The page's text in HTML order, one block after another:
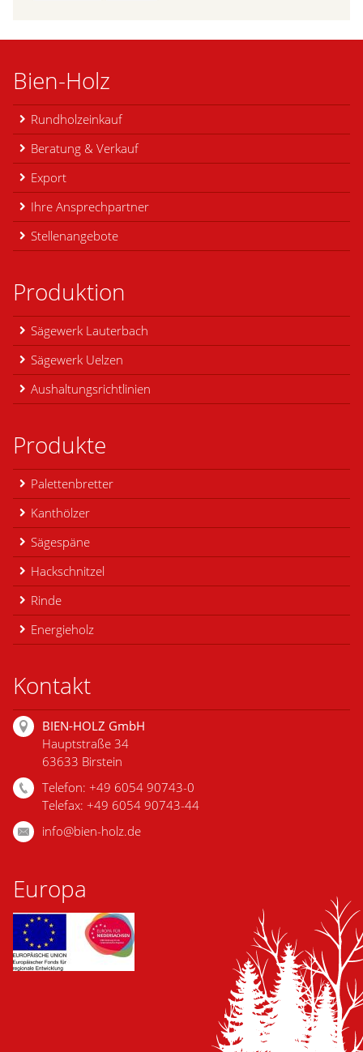
Bien-Holz
Rundholzeinkauf
Beratung & Verkauf
Export
Ihre Ansprechpartner
Stellenangebote
Produktion
Sägewerk Lauterbach
Sägewerk Uelzen
Aushaltungsrichtlinien
Produkte
Palettenbretter
Kanthölzer
Sägespäne
Hackschnitzel
Rinde
Energieholz
Kontakt
BIEN-HOLZ GmbH
Hauptstraße 34
63633 Birstein
Telefon: +49 6054 90743-0
Telefax: +49 6054 90743-44
info@bien-holz.de
Europa